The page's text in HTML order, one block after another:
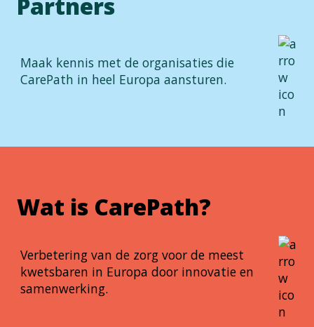
Maak kennis met de organisaties die
CarePath in heel Europa aansturen.
Wat is CarePath?
Verbetering van de zorg voor de meest
kwetsbaren in Europa door innovatie en
samenwerking.